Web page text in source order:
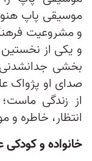
موسیقی پاپ
و مشروعیت
و یکی از
بخشی
صدای او پژواک
از زندگی
انتظار، خاطره و
خانواده و کودکی